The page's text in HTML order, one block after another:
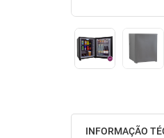
INFORMAÇÃO